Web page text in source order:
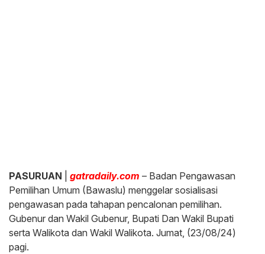
PASURUAN gatradaily.com – Badan Pengawasan
Pemilihan Umum (Bawaslu) menggelar sosialisasi
pengawasan pada tahapan pencalonan pemilihan.
Gubenur dan Wakil Gubenur, Bupati Dan Wakil Bupati
serta Walikota dan Wakil Walikota. Jumat, (23/08/24)
pagi.